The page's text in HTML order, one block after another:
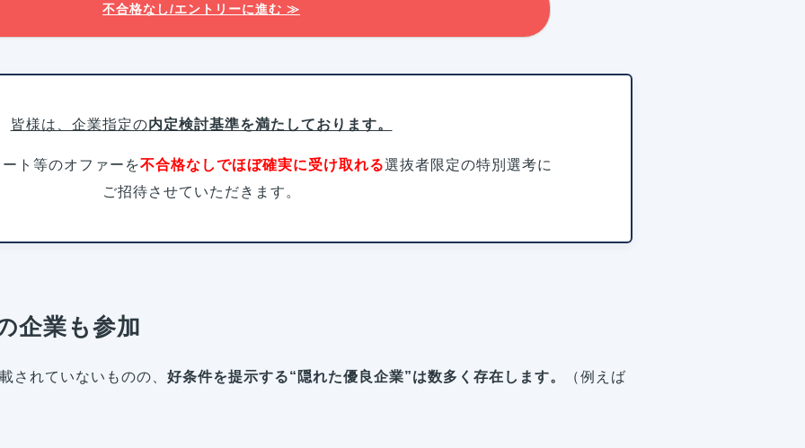
不合格なし/エントリーに進む ≫
皆様は、企業指定の内定検討基準を満たしております。
ト等のオファーを不合格なしでほぼ確実に受け取れる選抜者限定の特別選考に
ご招待させていただきます。
企業も参加
されていないものの、 好条件を提示する“隠れた優良企業”は数多く存在します。 （例えば